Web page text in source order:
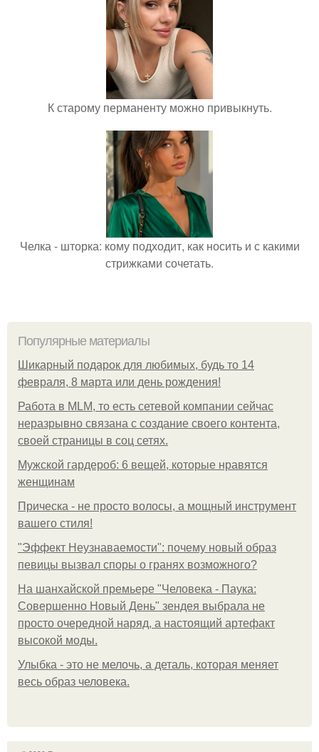
К старому перманенту можно привыкнуть.
Челка - шторка: кому подходит, как носить и с какими
стрижками сочетать.
Популярные материалы
Шикарный подарок для любимых, будь то 14
февраля, 8 марта или день рождения!
Работа в MLM, то есть сетевой компании сейчас
неразрывно связана с создание своего контента,
своей страницы в соц сетях.
Мужской гардероб: 6 вещей, которые нравятся
женщинам
Прическа - не просто волосы, а мощный инструмент
вашего стиля!
"Эффект Неузнаваемости": почему новый образ
певицы вызвал споры о гранях возможного?
На шанхайской премьере "Человека - Паука:
Совершенно Новый День" зендея выбрала не
просто очередной наряд, а настоящий артефакт
высокой моды.
Улыбка - это не мелочь, а деталь, которая меняет
весь образ человека.